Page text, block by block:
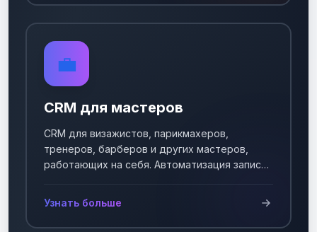
💼
CRM для мастеров
CRM для визажистов, парикмахеров,
тренеров, барберов и других мастеров,
работающих на себя. Автоматизация записи
Узнать больше